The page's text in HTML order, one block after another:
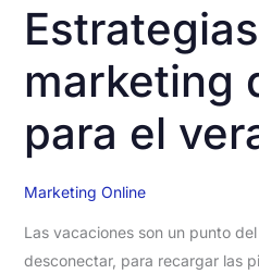
marketing
para el
Marketing Online
Las vacaciones son un punto
desconectar, para recargar las